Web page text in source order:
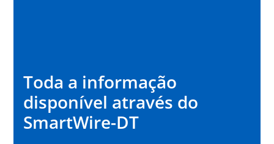
Toda a informação
disponível através do
SmartWire-DT